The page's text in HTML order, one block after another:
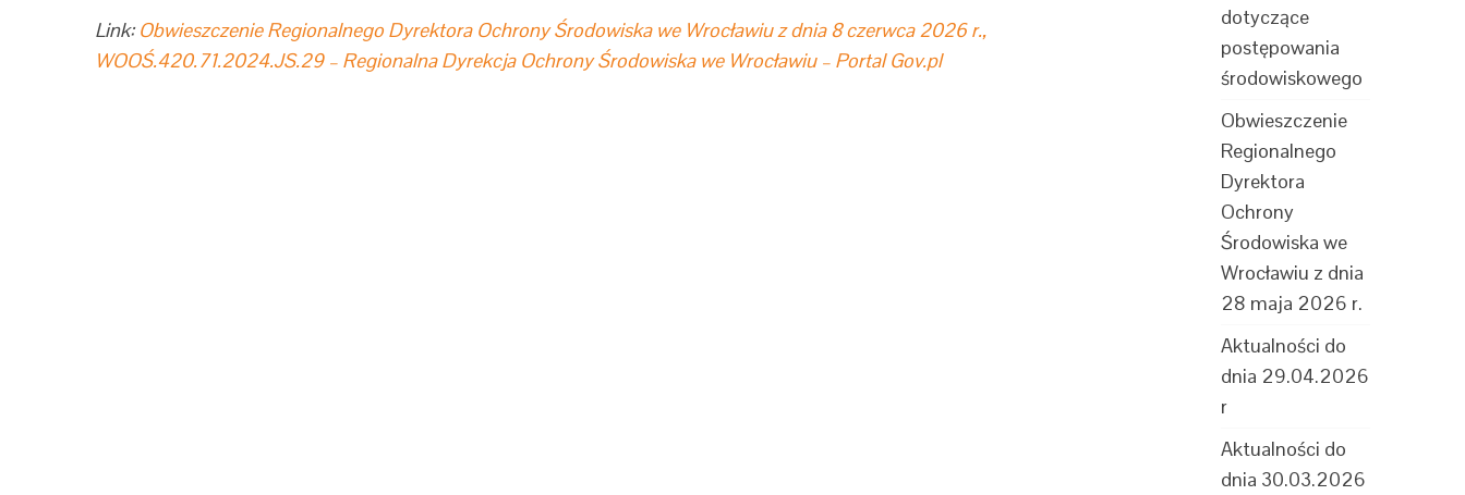
Link:Obwieszczenie Regionalnego Dyrektora Ochrony Środowiska we Wrocławiu z dnia 8 czerwca 2026 r.,
WOOŚ.420.71.2024.JS.29 – Regionalna Dyrekcja Ochrony Środowiska we Wrocławiu – Portal Gov.pl
dotyczące
postępowania
środowiskowego
Obwieszczenie
Regionalnego
Dyrektora
Ochrony
Środowiska we
Wrocławiu z dnia
28 maja 2026 r.
Aktualności do
dnia 29.04.2026
r
Aktualności do
dnia 30.03.2026